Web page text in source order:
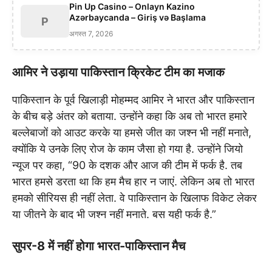
P
Pin Up Casino – Onlayn Kazino
Azərbaycanda – Giriş və Başlama
अगस्त 7, 2026
आमिर ने उड़ाया पाकिस्तान क्रिकेट टीम का मजाक
पाकिस्तान के पूर्व खिलाड़ी मोहम्मद आमिर ने भारत और पाकिस्तान
के बीच बड़े अंतर को बताया. उन्होंने कहा कि अब तो भारत हमारे
बल्लेबाजों को आउट करके या हमसे जीत का जश्न भी नहीं मनाते,
क्योंकि ये उनके लिए रोज के काम जैसा हो गया है. उन्होंने जियो
न्यूज पर कहा, “90 के दशक और आज की टीम में फर्क है. तब
भारत हमसे डरता था कि हम मैच हार न जाएं. लेकिन अब तो भारत
हमको सीरियस ही नहीं लेता. वे पाकिस्तान के खिलाफ विकेट लेकर
या जीतने के बाद भी जश्न नहीं मनाते. बस यही फर्क है.”
सुपर-8 में नहीं होगा भारत-पाकिस्तान मैच